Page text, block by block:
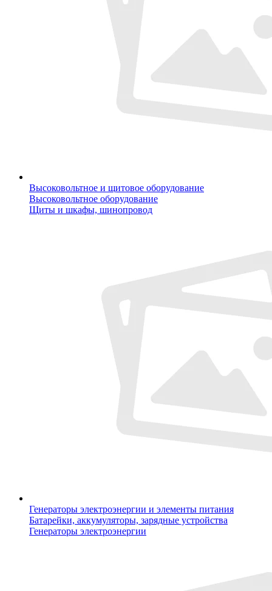
Высоковольтное и щитовое оборудование
Высоковольтное оборудование
Щиты и шкафы, шинопровод
Генераторы электроэнергии и элементы питания
Батарейки, аккумуляторы, зарядные устройства
Генераторы электроэнергии